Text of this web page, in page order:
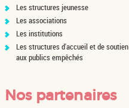
Les structures jeunesse
Les associations
Les institutions
Les structures d'accueil et de soutien
aux publics empêchés
Nos partenaires